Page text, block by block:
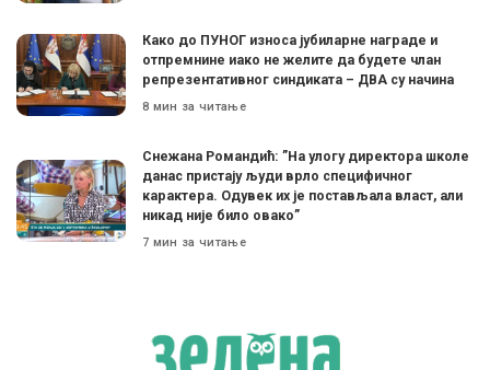
Како до ПУНОГ износа јубиларне награде и
отпремнине иако не желите да будете члан
репрезентативног синдиката – ДВА су начина
8 мин за читање
Снежана Романдић: ”На улогу директора школе
данас пристају људи врло специфичног
карактера. Одувек их је постављала власт, али
никад није било овако”
7 мин за читање